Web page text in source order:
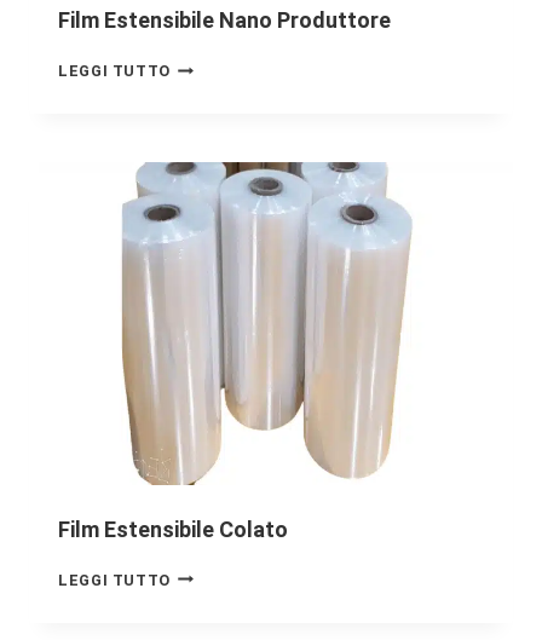
Film Estensibile Nano Produttore
LEGGI TUTTO
Film Estensibile Colato
LEGGI TUTTO